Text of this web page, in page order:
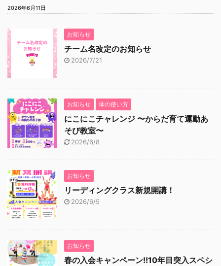
2026年6月11日
お知らせ
チーム名改定のお知らせ
2026/7/21
お知らせ 体の使い方
にこにこチャレンジ 〜からだ育て運動あ
そび教室〜
2026/6/8
お知らせ
リーディングクラス新規開講！
2026/6/5
お知らせ
春の入会キャンペーン!!10年目突入スペシ